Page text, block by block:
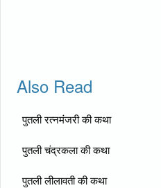
Also Read
पुतली रत्नमंजरी की कथा
पुतली चंद्रकला की कथा
पुतली लीलावती की कथा